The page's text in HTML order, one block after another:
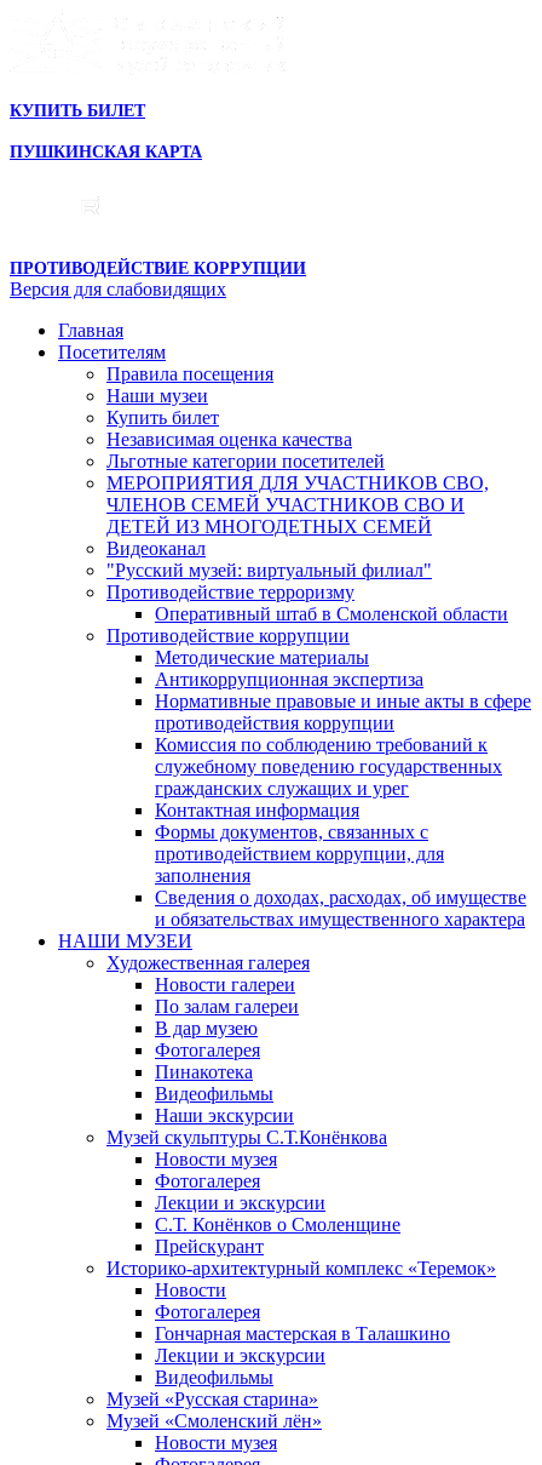
КУПИТЬ БИЛЕТ
ПУШКИНСКАЯ КАРТА
ПРОТИВОДЕЙСТВИЕ КОРРУПЦИИ
Версия для слабовидящих
Главная
Посетителям
Правила посещения
Наши музеи
Купить билет
Независимая оценка качества
Льготные категории посетителей
МЕРОПРИЯТИЯ ДЛЯ УЧАСТНИКОВ СВО,
ЧЛЕНОВ СЕМЕЙ УЧАСТНИКОВ СВО И
ДЕТЕЙ ИЗ МНОГОДЕТНЫХ СЕМЕЙ
Видеоканал
"Русский музей: виртуальный филиал"
Противодействие терроризму
Оперативный штаб в Смоленской области
Противодействие коррупции
Методические материалы
Антикоррупционная экспертиза
Нормативные правовые и иные акты в сфере
противодействия коррупции
Комиссия по соблюдению требований к
служебному поведению государственных
гражданских служащих и урег
Контактная информация
Формы документов, связанных с
противодействием коррупции, для
заполнения
Сведения о доходах, расходах, об имуществе
и обязательствах имущественного характера
НАШИ МУЗЕИ
Художественная галерея
Новости галереи
По залам галереи
В дар музею
Фотогалерея
Пинакотека
Видеофильмы
Наши экскурсии
Музей скульптуры С.Т.Конёнкова
Новости музея
Фотогалерея
Лекции и экскурсии
С.Т. Конёнков о Смоленщине
Прейскурант
Историко-архитектурный комплекс «Теремок»
Новости
Фотогалерея
Гончарная мастерская в Талашкино
Лекции и экскурсии
Видеофильмы
Музей «Русская старина»
Музей «Смоленский лён»
Новости музея